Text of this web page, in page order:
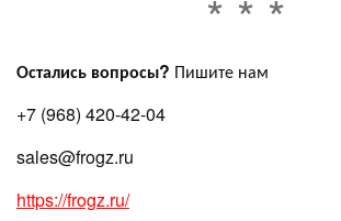
Остались вопросы? Пишите нам
+7 (968) 420-42-04
sales@frogz.ru
https://frogz.ru/